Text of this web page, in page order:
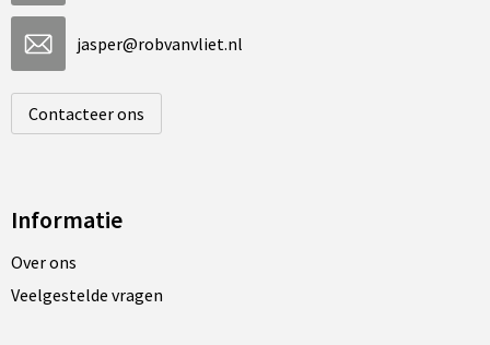
jasper@robvanvliet.nl
Contacteer ons
Informatie
Over ons
Veelgestelde vragen